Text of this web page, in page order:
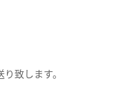
致します。